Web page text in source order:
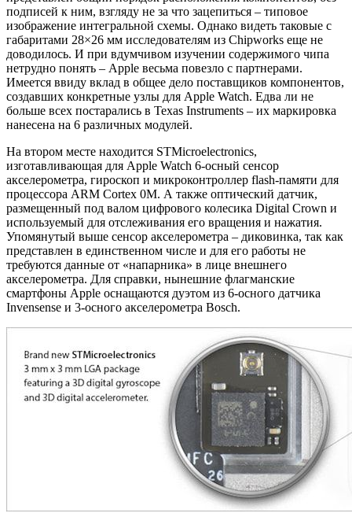
подписей к ним, взгляду не за что зацепиться – типовое
изображение интегральной схемы. Однако видеть таковые с
габаритами 28×26 мм исследователям из Chipworks еще не
доводилось. И при вдумчивом изучении содержимого чипа
нетрудно понять – Apple весьма повезло с партнерами.
Имеется ввиду вклад в общее дело поставщиков компонентов,
создавших конкретные узлы для Apple Watch. Едва ли не
больше всех постарались в Texas Instruments – их маркировка
нанесена на 6 различных модулей.
На втором месте находится STMicroelectronics,
изготавливающая для Apple Watch 6-осный сенсор
акселерометра, гироскоп и микроконтроллер flash-памяти для
процессора ARM Cortex 0M. А также оптический датчик,
размещенный под валом цифрового колесика Digital Crown и
используемый для отслеживания его вращения и нажатия.
Упомянутый выше сенсор акселерометра – диковинка, так как
представлен в единственном числе и для его работы не
требуются данные от «напарника» в лице внешнего
акселерометра. Для справки, нынешние флагманские
смартфоны Apple оснащаются дуэтом из 6-осного датчика
Invensense и 3-осного акселерометра Bosch.